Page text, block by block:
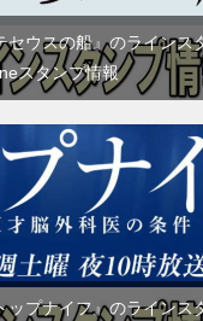
セウスの船』のラインス
スタンプ情報
ップナイフ』のラインス